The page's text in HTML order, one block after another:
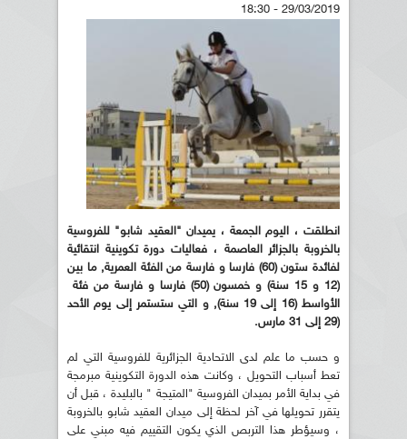
29/03/2019 - 18:30
انطلقت ، اليوم الجمعة ، يميدان "العقيد شابو" للفروسية
بالخروبة بالجزائر العاصمة ، فعاليات دورة تكوينية انتقائية
لفائدة ستون (60) فارسا و فارسة من الفئة العمرية, ما بين
(12 و 15 سنة) و خمسون (50) فارسا و فارسة من فئة
الأواسط (16 إلى 19 سنة), و التي ستستمر إلى يوم الأحد
(29 إلى 31 مارس.
و حسب ما علم لدى الاتحادية الجزائرية للفروسية التي لم
تعط أسباب التحويل ، وكانت هذه الدورة التكوينية مبرمجة
في بداية الأمر بميدان الفروسية "المتيجة " بالبليدة ، قبل أن
يتقرر تحويلها في آخر لحظة إلى ميدان العقيد شابو بالخروبة
، وسيؤطر هذا التربص الذي يكون التقييم فيه مبني على